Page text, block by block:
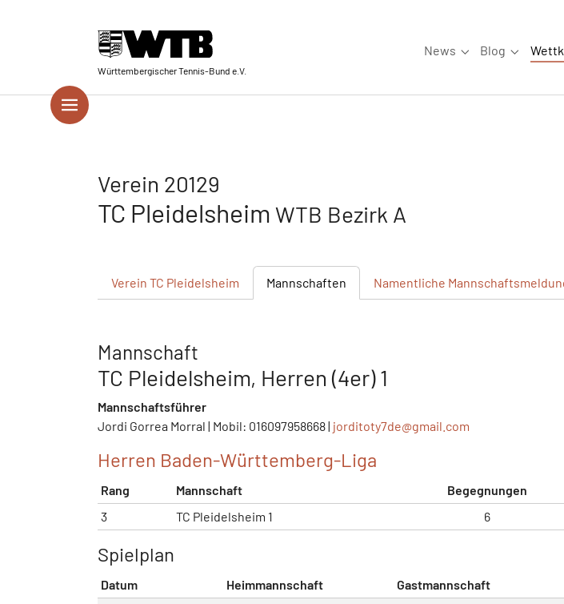
Württembergischer Tennis-Bund e.V.
News
Submenu for
Blog
Verein 20129
TC Pleidelsheim WTB Bezirk A
Verein TC Pleidelsheim Mannschaften Namentliche
Mannschaft
TC Pleidelsheim, Herren (4er) 1
Mannschaftsführer
Jordi Gorrea Morral | Mobil: 016097958668 | jorditoty7de@gmail.com
Herren Baden-Württemberg-Liga
Rang Mannschaft Begegnungen
3
TC Pleidelsheim 1 6
Spielplan
Datum Heimmannschaft Gastmannschaft